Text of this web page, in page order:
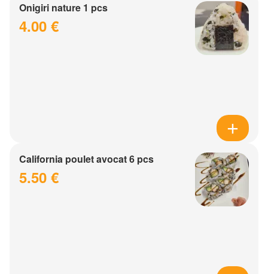
Onigiri nature 1 pcs
4.00 €
California poulet avocat 6 pcs
5.50 €